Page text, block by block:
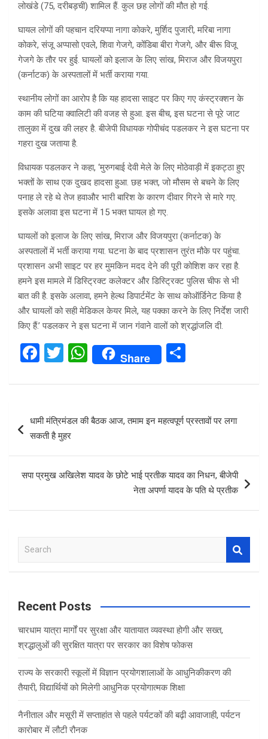
लोखंडे (75, दरीबड़ची) शामिल हैं. कुल छह लोगों की मौत हो गई.
घायल लोगों की पहचान दरियप्पा नागा कोकरे, मुर्शिद पुजारी, मरिबा नागा
कोकरे, संजू अप्पासो एवले, शिवा गेजगे, कोंडिबा बीरा गेजगे, और बीरू विजू
गेजगे के तौर पर हुई. घायलों को इलाज के लिए सांख, मिराज और विजयपुरा
(कर्नाटक) के अस्पतालों में भर्ती कराया गया.
स्थानीय लोगों का आरोप है कि यह हादसा साइट पर किए गए कंस्ट्रक्शन के
काम की घटिया क्वालिटी की वजह से हुआ. इस बीच, इस घटना से पूरे जाट
तालुका में दुख की लहर है. बीजेपी विधायक गोपीचंद पडलकर ने इस घटना पर
गहरा दुख जताया है.
विधायक पडलकर ने कहा, ‘मुरुगबाई देवी मेले के लिए मोठेवाड़ी में इकट्ठा हुए
भक्तों के साथ एक दुखद हादसा हुआ. छह भक्त, जो मौसम से बचने के लिए
पनाह ले रहे थे तेज हवाऔर भारी बारिश के कारण दीवार गिरने से मारे गए.
इसके अलावा इस घटना में 15 भक्त घायल हो गए.
घायलों को इलाज के लिए सांख, मिराज और विजयपुरा (कर्नाटक) के
अस्पतालों में भर्ती कराया गया. घटना के बाद प्रशासन तुरंत मौके पर पहुंचा.
प्रशासन अभी साइट पर हर मुमकिन मदद देने की पूरी कोशिश कर रहा है.
हमने इस मामले में डिस्ट्रिक्ट कलेक्टर और डिस्ट्रिक्ट पुलिस चीफ से भी
बात की है. इसके अलावा, हमने हेल्थ डिपार्टमेंट के साथ कोऑर्डिनेट किया है
और घायलों को सही मेडिकल केयर मिले, यह पक्का करने के लिए निर्देश जारी
किए हैं.’ पडलकर ने इस घटना में जान गंवाने वालों को श्रद्धांजलि दी.
F
ce
b
o
k
T
tt
er
W
at
s
A
p
Share
ar
navigation
धामी मंत्रिमंडल की बैठक आज, तमाम इन महत्वपूर्ण प्रस्तावों पर लगा
सकती है मुहर
सपा प्रमुख अखिलेश यादव के छोटे भाई प्रतीक यादव का निधन, बीजेपी
नेता अपर्णा यादव के पति थे प्रतीक
a
c
Recent Posts
चारधाम यात्रा मार्गों पर सुरक्षा और यातायात व्यवस्था होगी और सख्त,
श्रद्धालुओं की सुरक्षित यात्रा पर सरकार का विशेष फोकस
राज्य के सरकारी स्कूलों में विज्ञान प्रयोगशालाओं के आधुनिकीकरण की
तैयारी, विद्यार्थियों को मिलेगी आधुनिक प्रयोगात्मक शिक्षा
नैनीताल और मसूरी में सप्ताहांत से पहले पर्यटकों की बढ़ी आवाजाही, पर्यटन
कारोबार में लौटी रौनक